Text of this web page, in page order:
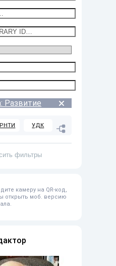
Развитие
УДК
камеру на QR-код,
открыть моб. версию